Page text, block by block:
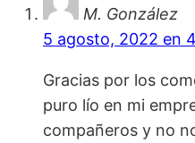
M. González
5 agosto, 2022 en
Gracias por los
puro lío en mi
compañeros y no